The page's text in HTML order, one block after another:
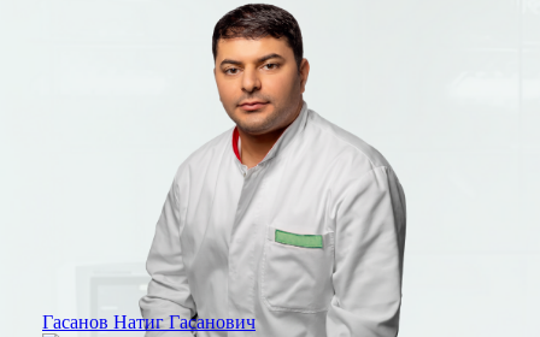
Гасанов Натиг Гасанович
Гасанов Натиг Гасанович